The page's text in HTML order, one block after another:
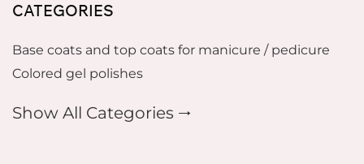
CATEGORIES
Base coats and top coats for manicure / pedicure
Colored gel polishes
Show All Categories 🠂